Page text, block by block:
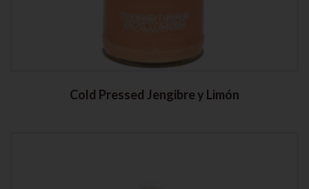
Cold Pressed Jengibre y Limón